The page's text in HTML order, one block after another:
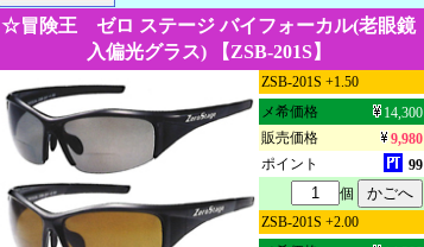
☆冒険王 ゼロ ステージ バイフォーカル(老眼鏡
入偏光グラス) 【ZSB-201S】
ZSB-201S +1.50
メ希価格
14,300
販売価格
9,980
ポイント
99
個
ZSB-201S +2.00